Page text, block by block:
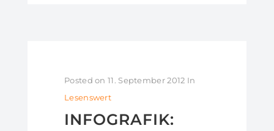
Posted on 11. September 2012 In
Lesenswert
INFOGRAFIK: